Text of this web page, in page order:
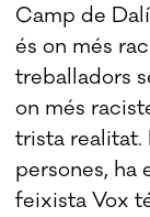
Camp de
és on més
treballadors
on més
trista
persones,
feixista Vox